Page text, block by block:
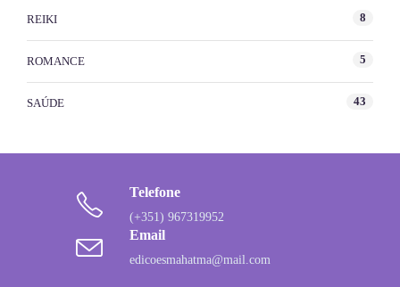
REIKI 8
ROMANCE 5
SAÚDE 43
Telefone
(+351) 967319952
Email
edicoesmahatma@mail.com